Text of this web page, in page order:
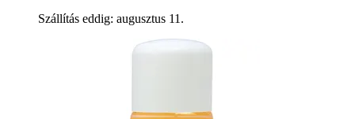
Szállítás eddig: augusztus 11.